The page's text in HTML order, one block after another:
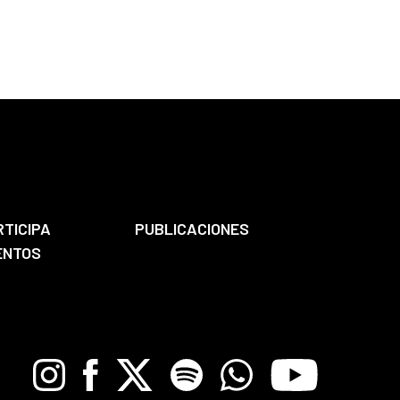
PUBLICACIONES
InstagramFacebook
X Spotify WhatsappYoutube